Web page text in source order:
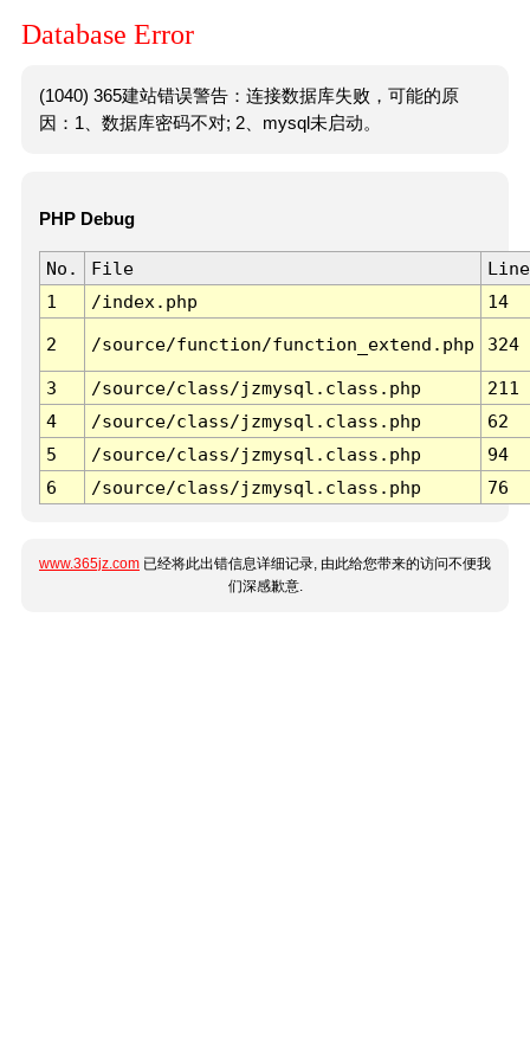
Database Error
(1040) 365建站错误警告：连接数据库失败，可能的原
因：1、数据库密码不对; 2、mysql未启动。
PHP Debug
No. File
Line
1
/index.php 14
2 /source/function/function_extend.php 324
3 /source/class/jzmysql.class.php
211
4
/source/class/jzmysql.class.php
62
5
/source/class/jzmysql.class.php
94
6
/source/class/jzmysql.class.php 76
www.365jz.com 已经将此出错信息详细记录, 由此给您带来的访问不便我
们深感歉意.